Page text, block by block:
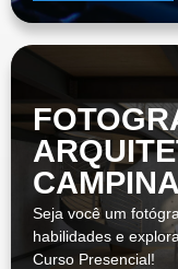
Seja você um
habilidades e
Curso Presencial!